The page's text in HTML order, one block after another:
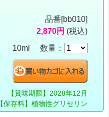
品番[bb010]
2,870円 (税込)
10ml 数量：
【賞味期限】2028年12月
【保存料】植物性グリセリン